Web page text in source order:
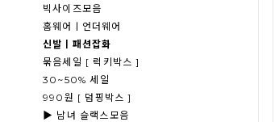
빅사이즈모음
홈웨어ㅣ언더웨어
신발ㅣ패션잡화
묶음세일 [ 럭키박스 ]
30~50% 세일
990원 [ 덤핑박스 ]
▶ 남녀 슬랙스모음